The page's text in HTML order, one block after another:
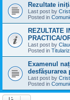
Rezultate
Last post by
Posted in
REZULTATE
PRACTICA/
Last post by
Posted in
Examenul
desfășurarea
Last post by
Posted in